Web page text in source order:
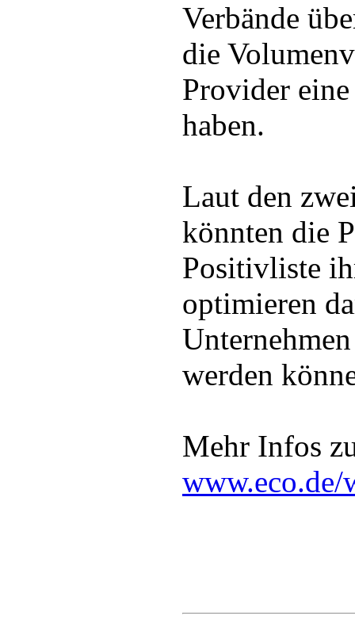
Verbände
die
Provider
haben.
Laut den
könnten die
Positivliste
optimieren
werden
Mehr Infos